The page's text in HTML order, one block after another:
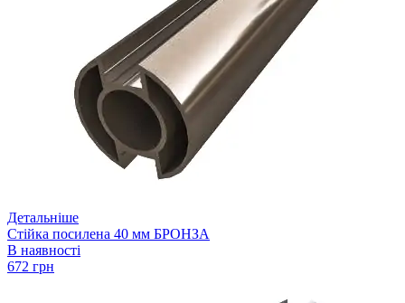
Детальніше
Стійка посилена 40 мм БРОНЗА
В наявності
672 грн